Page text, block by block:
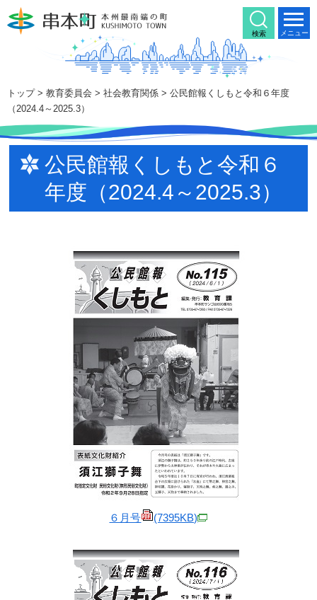
文
メニュー
トップ> 教育委員会 > 社会教育関係 > 公民館報くしもと令和６年度
（2024.4～2025.3）
検索
公民館報くしもと令和６
年度（2024.4～2025.3）
６月号 (7395KB)